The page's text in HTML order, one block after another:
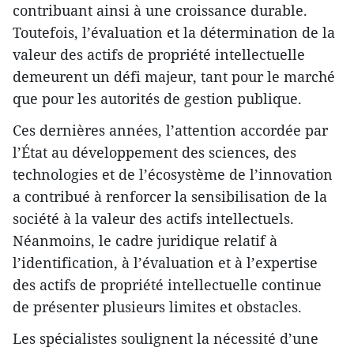
contribuant ainsi à une croissance durable.
Toutefois, l’évaluation et la détermination de la
valeur des actifs de propriété intellectuelle
demeurent un défi majeur, tant pour le marché
que pour les autorités de gestion publique.
Ces dernières années, l’attention accordée par
l’État au développement des sciences, des
technologies et de l’écosystème de l’innovation
a contribué à renforcer la sensibilisation de la
société à la valeur des actifs intellectuels.
Néanmoins, le cadre juridique relatif à
l’identification, à l’évaluation et à l’expertise
des actifs de propriété intellectuelle continue
de présenter plusieurs limites et obstacles.
Les spécialistes soulignent la nécessité d’une